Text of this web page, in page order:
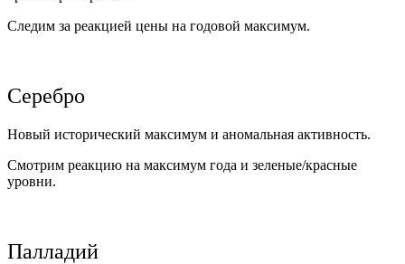
Следим за реакцией цены на годовой максимум.
Серебро
Новый исторический максимум и аномальная активность.
Смотрим реакцию на максимум года и зеленые/красные
уровни.
Палладий